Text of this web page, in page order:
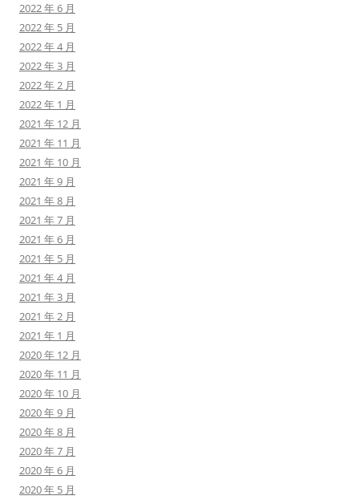
2022 年 6 月
2022 年 5 月
2022 年 4 月
2022 年 3 月
2022 年 2 月
2022 年 1 月
2021 年 12 月
2021 年 11 月
2021 年 10 月
2021 年 9 月
2021 年 8 月
2021 年 7 月
2021 年 6 月
2021 年 5 月
2021 年 4 月
2021 年 3 月
2021 年 2 月
2021 年 1 月
2020 年 12 月
2020 年 11 月
2020 年 10 月
2020 年 9 月
2020 年 8 月
2020 年 7 月
2020 年 6 月
2020 年 5 月